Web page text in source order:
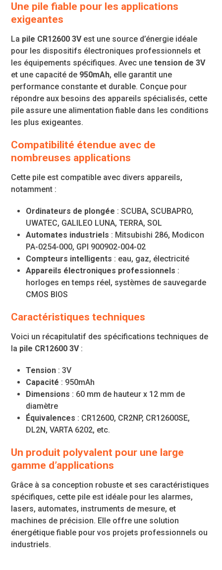
Une pile fiable pour les applications
exigeantes
La pile CR12600 3Vest une source d’énergie idéale
pour les dispositifs électroniques professionnels et
les équipements spécifiques. Avec unetension de 3V
et une capacité de 950mAh, elle garantit une
performance constante et durable. Conçue pour
répondre aux besoins des appareils spécialisés, cette
pile assure une alimentation fiable dans les conditions
les plus exigeantes.
Compatibilité étendue avec de
nombreuses applications
Cette pile est compatible avec divers appareils,
notamment :
Ordinateurs de plongée : SCUBA, SCUBAPRO,
UWATEC, GALILEO LUNA, TERRA, SOL
Automates industriels : Mitsubishi 286, Modicon
PA-0254-000, GPI 900902-004-02
Compteurs intelligents : eau, gaz, électricité
Appareils électroniques professionnels :
horloges en temps réel, systèmes de sauvegarde
CMOS BIOS
Caractéristiques techniques
Voici un récapitulatif des spécifications techniques de
la pile CR12600 3V:
Tension : 3V
Capacité : 950mAh
Dimensions : 60 mm de hauteur x 12 mm de
diamètre
Équivalences : CR12600, CR2NP, CR12600SE,
DL2N, VARTA 6202, etc.
Un produit polyvalent pour une large
gamme d’applications
Grâce à sa conception robuste et ses caractéristiques
spécifiques, cette pile est idéale pour les alarmes,
lasers, automates, instruments de mesure, et
machines de précision. Elle offre une solution
énergétique fiable pour vos projets professionnels ou
industriels.